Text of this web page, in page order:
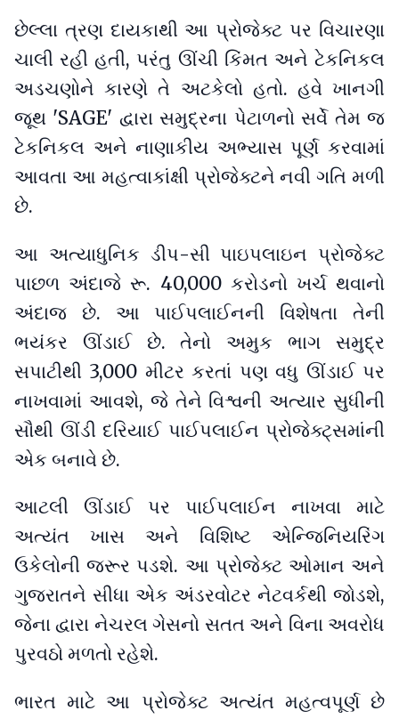
છેલ્લા ત્રણ દાયકાથી આ પ્રોજેક્ટ પર વિચારણા
ચાલી રહી હતી, પરંતુ ઊંચી કિંમત અને ટેકનિકલ
અડચણોને કારણે તે અટકેલો હતો. હવે ખાનગી
જૂથ 'SAGE' દ્વારા સમુદ્રના પેટાળનો સર્વે તેમ જ
ટેકનિકલ અને નાણાકીય અભ્યાસ પૂર્ણ કરવામાં
આવતા આ મહત્વાકાંક્ષી પ્રોજેક્ટને નવી ગતિ મળી
છે.
આ અત્યાધુનિક ડીપ-સી પાઇપલાઇન પ્રોજેક્ટ
પાછળ અંદાજે રૂ. 40,000 કરોડનો ખર્ચ થવાનો
અંદાજ છે. આ પાઈપલાઈનની વિશેષતા તેની
ભયંકર ઊંડાઈ છે. તેનો અમુક ભાગ સમુદ્ર
સપાટીથી 3,000 મીટર કરતાં પણ વધુ ઊંડાઈ પર
નાખવામાં આવશે, જે તેને વિશ્વની અત્યાર સુધીની
સૌથી ઊંડી દરિયાઈ પાઈપલાઈન પ્રોજેક્ટ્સમાંની
એક બનાવે છે.
આટલી ઊંડાઈ પર પાઈપલાઈન નાખવા માટે
અત્યંત ખાસ અને વિશિષ્ટ એન્જિનિયરિંગ
ઉકેલોની જરૂર પડશે. આ પ્રોજેક્ટ ઓમાન અને
ગુજરાતને સીધા એક અંડરવોટર નેટવર્કથી જોડશે,
જેના દ્વારા નેચરલ ગેસનો સતત અને વિના અવરોધ
પુરવઠો મળતો રહેશે.
ભારત માટે આ પ્રોજેક્ટ અત્યંત મહત્વપૂર્ણ છે